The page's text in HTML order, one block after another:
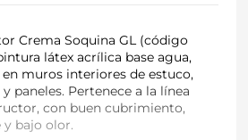
Crema Soquina GL (código
látex acrílica base agua,
en muros interiores de estuco,
paneles. Pertenece a la línea
con buen cubrimiento,
bajo olor.